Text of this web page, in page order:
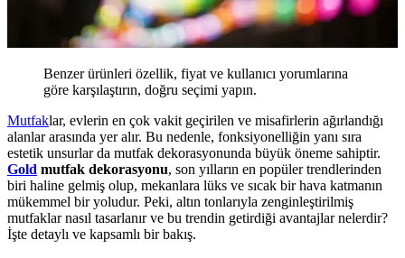
Benzer ürünleri özellik, fiyat ve kullanıcı yorumlarına
göre karşılaştırın, doğru seçimi yapın.
Mutfaklar, evlerin en çok vakit geçirilen ve misafirlerin ağırlandığı
alanlar arasında yer alır. Bu nedenle, fonksiyonelliğin yanı sıra
estetik unsurlar da mutfak dekorasyonunda büyük öneme sahiptir.
Gold mutfak dekorasyonu, son yılların en popüler trendlerinden
biri haline gelmiş olup, mekanlara lüks ve sıcak bir hava katmanın
mükemmel bir yoludur. Peki, altın tonlarıyla zenginleştirilmiş
mutfaklar nasıl tasarlanır ve bu trendin getirdiği avantajlar nelerdir?
İşte detaylı ve kapsamlı bir bakış.